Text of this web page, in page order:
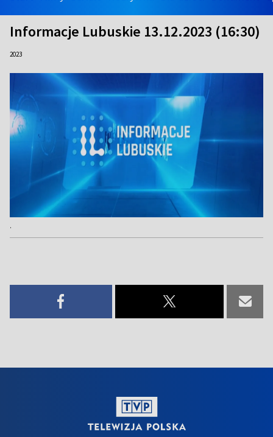
Informacje Lubuskie 13.12.2023 (16:30)
2023
.